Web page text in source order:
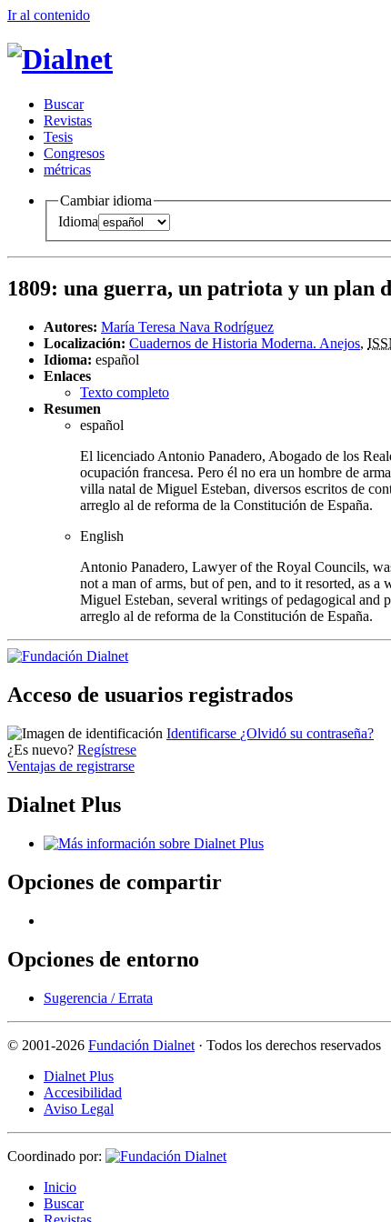
Ir al contenido
Buscar
Revistas
Tesis
Congresos
métricas
Cambiar idioma
Idioma
1809: una guerra, un patriota y un plan
Autores: María Teresa Nava Rodríguez
Localización: Cuadernos de Historia Moderna. Anejos,
Idioma: español
Enlaces
Texto completo
Resumen
español
El licenciado Antonio Panadero, Abogado de los
ocupación francesa. Pero él no era un hombre de
villa natal de Miguel Esteban, diversos escritos de
arreglo al de reforma de la Constitución de España.
English
Antonio Panadero, Lawyer of the Royal Councils,
not a man of arms, but of pen, and to it resorted, as
Miguel Esteban, several writings of pedagogical and
arreglo al de reforma de la Constitución de España.
Acceso de usuarios registrados
Identificarse ¿Olvidó su contraseña?
¿Es nuevo? Regístrese
Ventajas de registrarse
Dialnet Plus
Opciones de compartir
Opciones de entorno
Sugerencia / Errata
© 2001-2026 Fundación Dialnet · Todos los derechos reservados
Dialnet Plus
Accesibilidad
Aviso Legal
Coordinado por:
Inicio
Buscar